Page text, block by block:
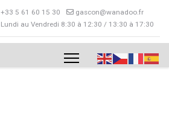
+33 5 61 60 15 30
gascon@wanadoo.fr
Lundi au Vendredi 8:30 à 12:30 / 13:30 à 17:30